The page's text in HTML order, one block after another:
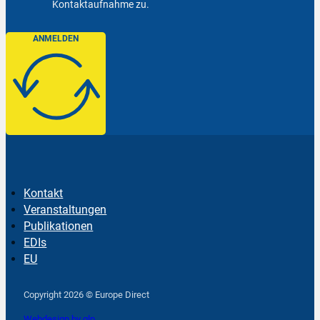
Kontaktaufnahme zu.
ANMELDEN
Kontakt
Veranstaltungen
Publikationen
EDIs
EU
Copyright 2026 © Europe Direct